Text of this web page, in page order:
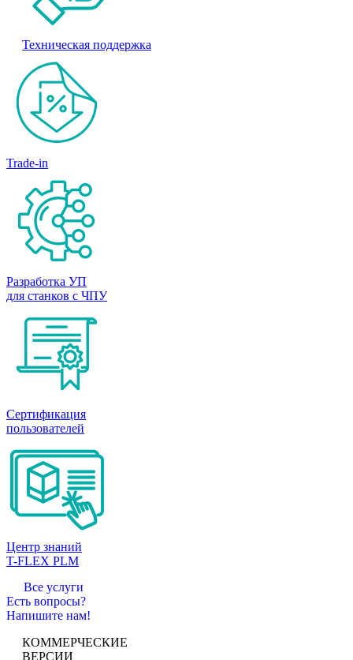
Техническая поддержка
Trade-in
Разработка УП
для станков с ЧПУ
Сертификация
пользователей
Центр знаний
T-FLEX PLM
Все услуги
Есть вопросы?
Напишите нам!
КОММЕРЧЕСКИЕ
ВЕРСИИ